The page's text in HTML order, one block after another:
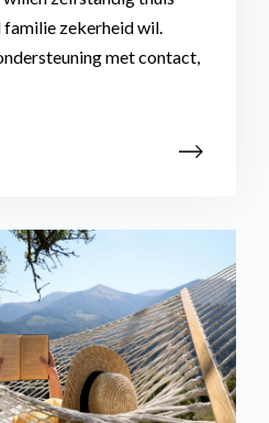
zekerheid wil.
met contact,